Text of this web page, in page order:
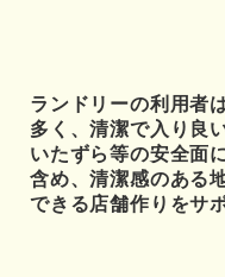
ランドリーの利用者
多く、清潔で入り良
いたずら等の安全面
含め、清潔感のある
できる店舗作りをサ